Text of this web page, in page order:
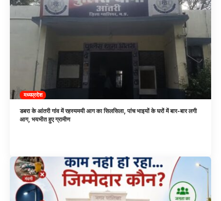
मध्यप्रदेश
डबरा के आंतरी गांव में रहस्यमयी आग का सिलसिला, पांच भाइयों के घरों में बार-बार लगी
आग, भयभीत हुए ग्रामीण